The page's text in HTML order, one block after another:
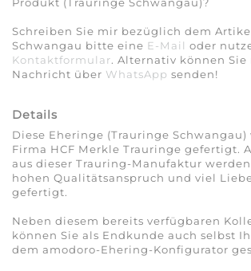
Produkt (Trauringe Schwangau)?
Schreiben Sie mir bezüglich dem
Schwangau bitte eine E-Mail oder
Kontaktformular. Alternativ können
Nachricht über WhatsApp senden!
Details
Diese Eheringe (Trauringe
Firma HCF Merkle Trauringe gefertigt.
aus dieser Trauring-Manufaktur
hohen Qualitätsanspruch und viel
gefertigt.
Neben diesem bereits verfügbaren
können Sie als Endkunde auch selbst
dem amodoro-Ehering-Konfigurator